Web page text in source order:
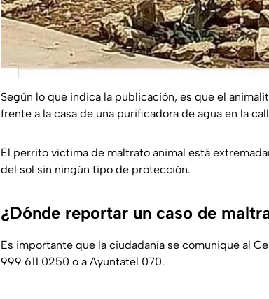
Según lo que indica la publicación, es que el
frente a la casa de una purificadora de agua en la
El perrito víctima de maltrato animal está
del sol sin ningún tipo de protección.
¿Dónde reportar un caso de
Es importante que la ciudadanía se comunique al
999 611 0250 o a Ayuntatel 070.